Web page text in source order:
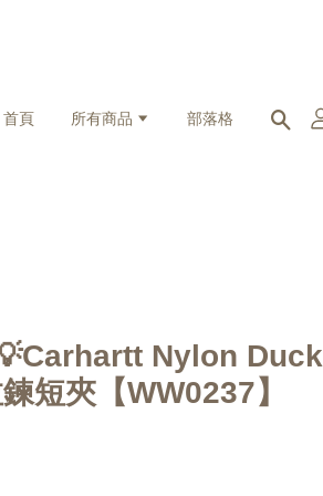
首頁 所有商品 部落格
Nylon Duck
短夾【WW0237】